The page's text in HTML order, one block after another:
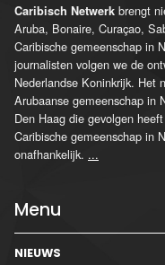
Caribisch Netwerk brengt
Aruba, Bonaire, Curaçao,
Caribische gemeenschap in
journalisten volgen we de
Nederlandse Koninkrijk. Het
Arubaanse gemeenschap in
Den Haag die gevolgen
Caribische gemeenschap in
onafhankelijk. ...
Menu
NIEUWS